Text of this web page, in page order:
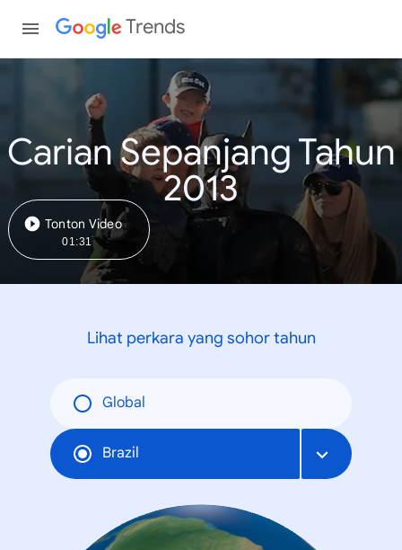
Trends
Carian Sepanjang Tahun
2013
Tonton Video
01:31
Lihat perkara yang sohor tahun
Global
Brazil